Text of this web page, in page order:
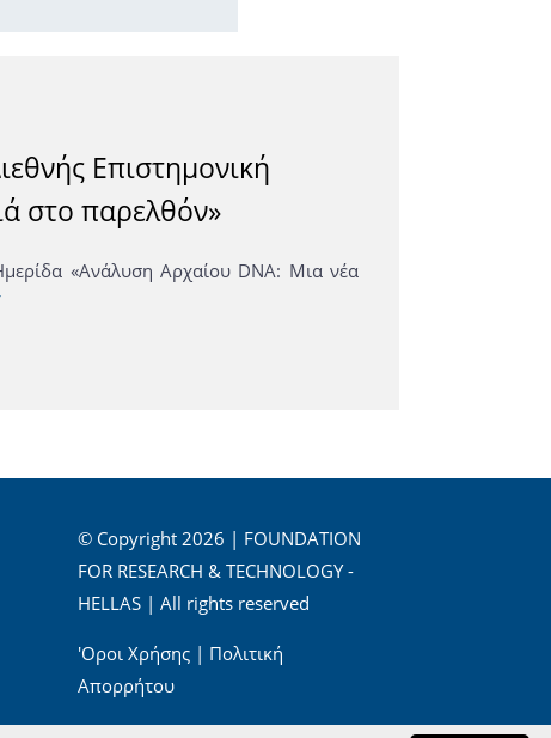
Επιστημονική
στο παρελθόν»
«Ανάλυση Αρχαίου DNA: Μια νέα
© Copyright 2026 | FOUNDATION
FOR RESEARCH & TECHNOLOGY -
HELLAS | All rights reserved
'Οροι Χρήσης| Πολιτική
Απορρήτου